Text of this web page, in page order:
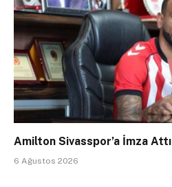
Amilton Sivasspor’a İmza Attı
6 Ağustos 2026